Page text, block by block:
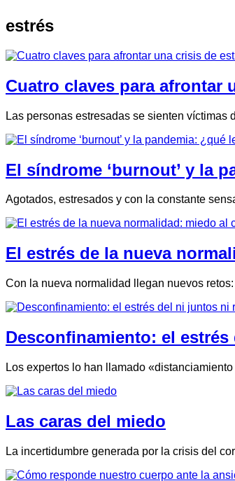
estrés
Cuatro claves para afrontar
Las personas estresadas se sienten
El síndrome ‘burnout’ y la
Agotados, estresados y con la constante
El estrés de la nueva
Con la nueva normalidad llegan nuevos
Desconfinamiento: el
Los expertos lo han llamado
Las caras del miedo
La incertidumbre generada por la crisis del